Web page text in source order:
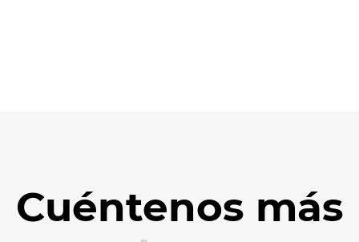
Cuéntenos más